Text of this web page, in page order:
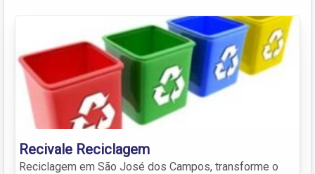
Recivale Reciclagem
Reciclagem em São José dos Campos, transforme o